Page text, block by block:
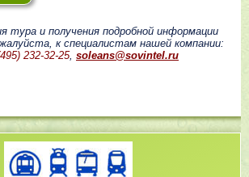
тура и получения подробной информации
к специалистам нашей компании:
232-32-25, soleans@sovintel.ru